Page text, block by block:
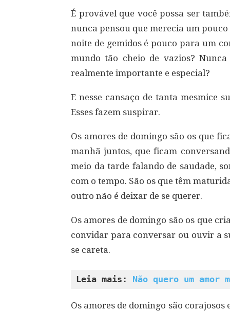
É provável que você possa ser
nunca pensou que merecia um
noite de gemidos é pouco para um
mundo tão cheio de vazios?
realmente importante e especial?
E nesse cansaço de tanta mesmice
Esses fazem suspirar.
Os amores de domingo são os que
manhã juntos, que ficam
meio da tarde falando de saudade,
com o tempo. São os que têm
outro não é deixar de se querer.
Os amores de domingo são os que
convidar para conversar ou ouvir a
se careta.
Leia mais: Não quero um amor
Os amores de domingo são